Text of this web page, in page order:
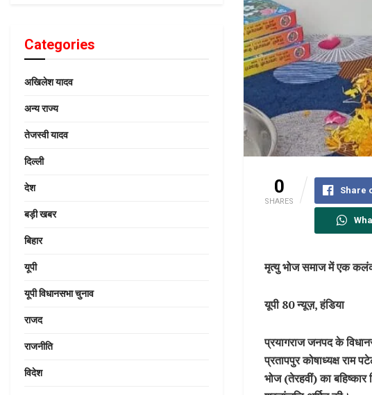
0
SHARES
Share
मृत्यु भोज समाज में एक
यूपी 80 न्यूज़, हंडिया
प्रयागराज जनपद के
प्रतापपुर कोषाध्यक्ष राम
भोज (तेरहवीं) का
Categories
अखिलेश यादव
अन्य राज्य
तेजस्वी यादव
दिल्ली
देश
बड़ी खबर
बिहार
यूपी
यूपी विधानसभा चुनाव
राजद
राजनीति
विदेश